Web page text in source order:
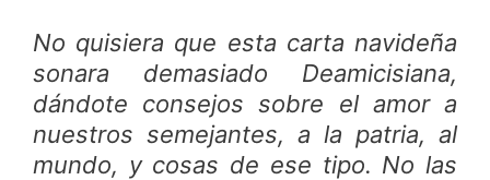
No quisiera que esta carta navideña
sonara demasiado Deamicisiana,
dándote consejos sobre el amor a
nuestros semejantes, a la patria, al
mundo, y cosas de ese tipo. No las